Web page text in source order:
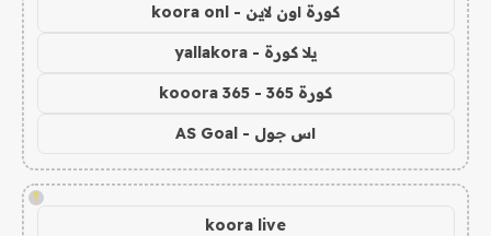
كورة اون لاين - koora onl
يلا كورة - yallakora
كورة 365 - kooora 365
اس جول - AS Goal
!
koora live